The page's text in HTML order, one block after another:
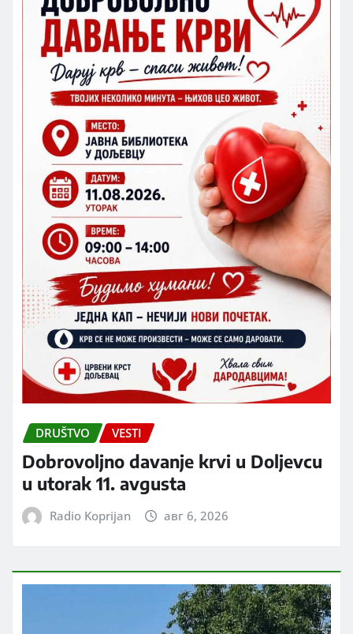
DRUŠTVO VESTI
Dobrovoljno davanje krvi u Doljevcu
u utorak 11. avgusta
Radio Koprijan авг 6, 2026